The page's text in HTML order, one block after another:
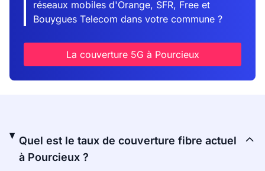
réseaux mobiles d'Orange, SFR, Free et
Bouygues Telecom dans votre commune ?
La couverture 5G à Pourcieux
Quel est le taux de couverture fibre actuel
à Pourcieux ?